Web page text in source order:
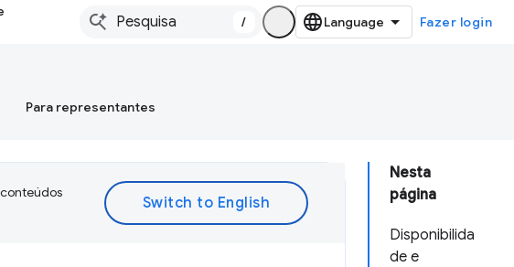
/ Fazer login
Para representantes
Nesta
página
Disponibilida
de e